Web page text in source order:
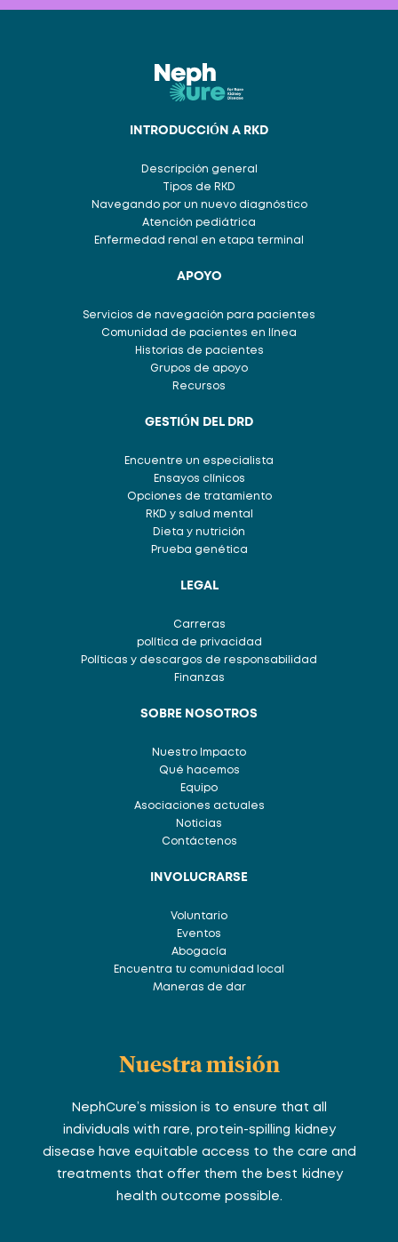
INTRODUCCIÓN A RKD
Descripción general
Tipos de RKD
Navegando por un nuevo diagnóstico
Atención pediátrica
Enfermedad renal en etapa terminal
APOYO
Servicios de navegación para pacientes
Comunidad de pacientes en línea
Historias de pacientes
Grupos de apoyo
Recursos
GESTIÓN DEL DRD
Encuentre un especialista
Ensayos clínicos
Opciones de tratamiento
RKD y salud mental
Dieta y nutrición
Prueba genética
LEGAL
Carreras
política de privacidad
Políticas y descargos de responsabilidad
Finanzas
SOBRE NOSOTROS
Nuestro Impacto
Qué hacemos
Equipo
Asociaciones actuales
Noticias
Contáctenos
INVOLUCRARSE
Voluntario
Eventos
Abogacía
Encuentra tu comunidad local
Maneras de dar
Nuestra misión
NephCure’s mission is to ensure that all
individuals with rare, protein-spilling kidney
disease have equitable access to the care and
treatments that offer them the best kidney
health outcome possible.